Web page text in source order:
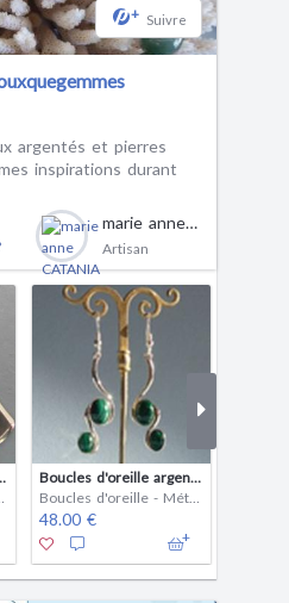
+ Suivre
argentés et pierres
inspirations durant
marie anne CATANIA
Artisan
en ambre
Boucles d'oreille argenté en malachite
Boucles d'oreille - Métal (argenté)
48.00 €